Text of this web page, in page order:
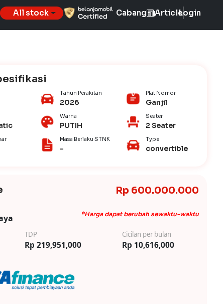
All stock Cabang ArticleLogin
Tahun Perakitan
2026
Plat Nomor
Ganjil
Warna
PUTIH
Seater
2 Seater
Masa Berlaku STNK
-
Type
convertible
Rp 600.000.000
*Harga dapat berubah sewaktu-waktu
TDP
Rp 219,951,000
Cicilan per bulan
Rp 10,616,000